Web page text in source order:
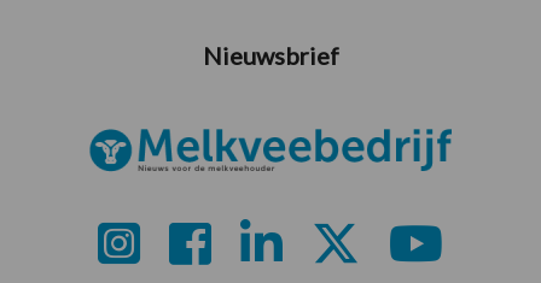
Nieuwsbrief